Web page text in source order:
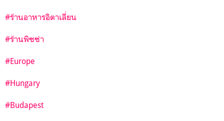
#ร้านอาหารอิตาเลี่ยน
#ร้านพิซซ่า
#Europe
#Hungary
#Budapest